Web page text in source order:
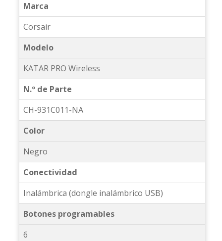
Marca
Corsair
Modelo
KATAR PRO Wireless
N.º de Parte
CH-931C011-NA
Color
Negro
Conectividad
Inalámbrica (dongle inalámbrico USB)
Botones programables
6